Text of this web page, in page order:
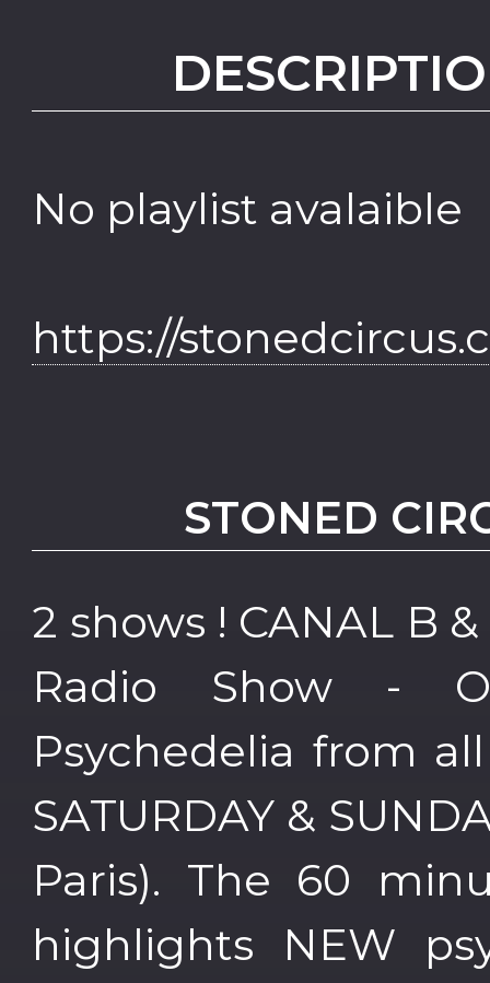
No playlist avalaible
https://
STONED
2 shows ! CANAL B
Radio Show -
Psychedelia from
SATURDAY &
Paris). The 60
highlights NEW